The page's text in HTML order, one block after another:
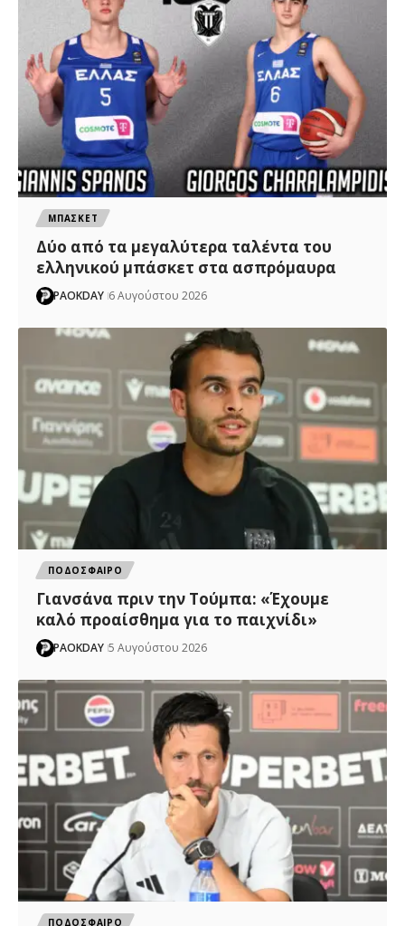
ΜΠΑΣΚΕΤ
Δύο από τα μεγαλύτερα ταλέντα του
ελληνικού μπάσκετ στα ασπρόμαυρα
PAOKDAY 6 Αυγούστου 2026
ΠΟΔΟΣΦΑΙΡΟ
Γιανσάνα πριν την Τούμπα: «Έχουμε
καλό προαίσθημα για το παιχνίδι»
PAOKDAY 5 Αυγούστου 2026
ΠΟΔΟΣΦΑΙΡΟ